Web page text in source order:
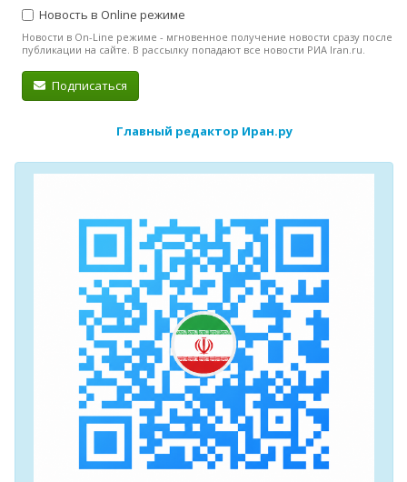
Новость в Online режиме
Новости в On-Line режиме - мгновенное получение новости сразу после
публикации на сайте. В рассылку попадают все новости РИА Iran.ru.
Подписаться
Главный редактор Иран.ру